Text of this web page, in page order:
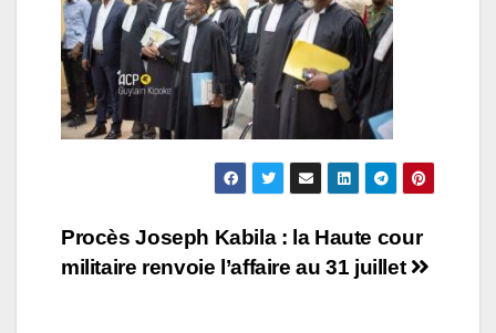
Navigation
Procès Joseph Kabila : la Haute cour
militaire renvoie l’affaire au 31 juillet